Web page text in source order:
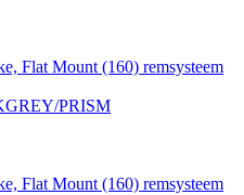
Flat Mount (160) remsysteem
PRISM
Flat Mount (160) remsysteem